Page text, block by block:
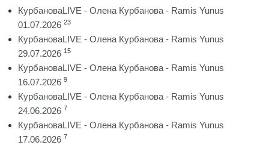
КурбановаLIVE - Олена Курбанова - Ramis Yunus
01.07.2026 23
КурбановаLIVE - Олена Курбанова - Ramis Yunus
29.07.2026 15
КурбановаLIVE - Олена Курбанова - Ramis Yunus
16.07.2026 9
КурбановаLIVE - Олена Курбанова - Ramis Yunus
24.06.2026 7
КурбановаLIVE - Олена Курбанова - Ramis Yunus
17.06.2026 7